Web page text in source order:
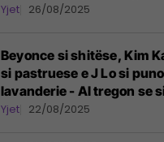
artificiale
Yjet 26/08/2025
Beyonce si shitëse, Kim
si pastruese e J Lo si
lavanderie - AI tregon se
dukeshin yjet e famshëm
Yjet 22/08/2025